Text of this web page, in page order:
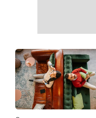
День ангела 9 серпня:
Пантелеймон, Микола та
Сава серед іменинників -
чому цього дня варто
зробити добру справу